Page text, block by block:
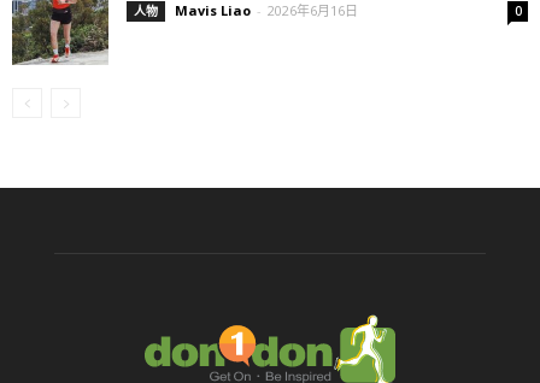
人物 Mavis Liao - 2026年6月16日 0